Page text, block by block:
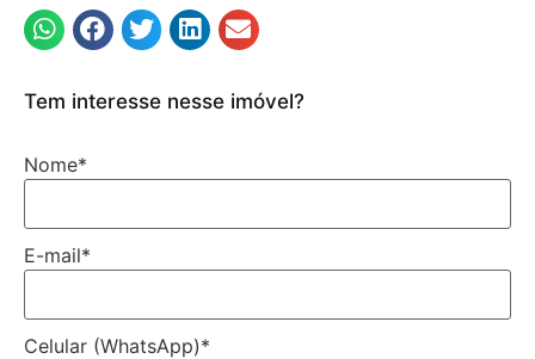
Tem interesse nesse imóvel?
Nome*
E-mail*
Celular (WhatsApp)*